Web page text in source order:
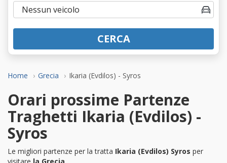
Home Grecia Ikaria (Evdilos) - Syros
CERCA
Orari prossime Partenze
Traghetti Ikaria (Evdilos) -
Syros
Le migliori partenze per la tratta Ikaria (Evdilos) Syros per